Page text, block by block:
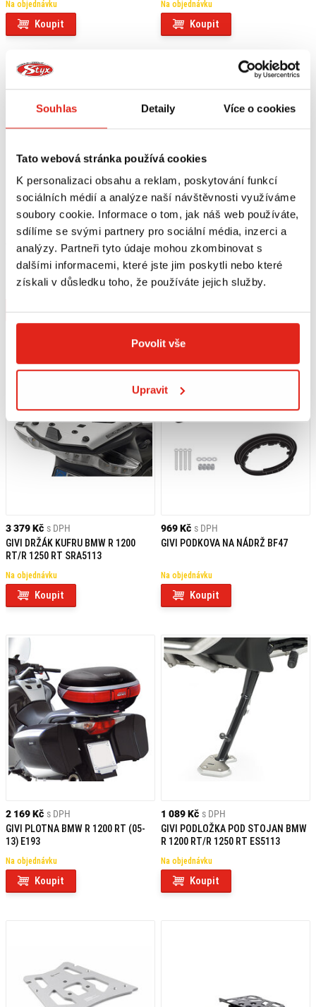
Souhlas Detaily Více o cookies
Tato webová stránka používá cookies
K personalizaci obsahu a reklam, poskytování funkcí
sociálních médií a analýze naší návštěvnosti využíváme
soubory cookie. Informace o tom, jak náš web používáte,
sdílíme se svými partnery pro sociální média, inzerci a
analýzy. Partneři tyto údaje mohou zkombinovat s
dalšími informacemi, které jste jim poskytli nebo které
získali v důsledku toho, že používáte jejich služby.
Povolit vše
Upravit
Na objednávku
Koupit
Na objednávku
Koupit
4 829 Kč
s DPH
SW MOTECH OCHRANA VÁLCŮ BMW
R 1200 GS LC/ADVENTURE/R 1200
RT (12-18)
Koupit
5 789 Kč
s DPH
BMW R 1200 RT (14-)
Na objednávku
Koupit
3 379 Kč s DPH
GIVI DRŽÁK KUFRU BMW R 1200
RT/R 1250 RT SRA5113
Na objednávku
Koupit
969 Kč s DPH
GIVI PODKOVA NA NÁDRŽ BF47
Na objednávku
Koupit
2 169 Kč s DPH
GIVI PLOTNA BMW R 1200 RT (05-
13) E193
Na objednávku
Koupit
1 089 Kč s DPH
GIVI PODLOŽKA POD STOJAN BMW
R 1200 RT/R 1250 RT ES5113
Na objednávku
Koupit